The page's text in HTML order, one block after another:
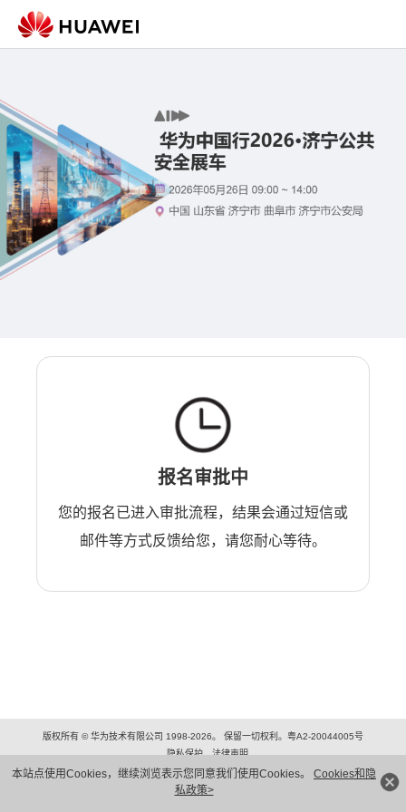
本站点使用Cookies，继续浏览表示您同意我们使用Cookies。 Cookies和隐
私政策>
报名审批中
您的报名已进入审批流程，结果会通过短信或
邮件等方式反馈给您，请您耐心等待。
版权所有 © 华为技术有限公司 1998-2026。 保留一切权利。粤A2-20044005号
隐私保护
法律声明